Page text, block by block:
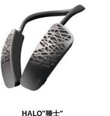
HALO"骑士"